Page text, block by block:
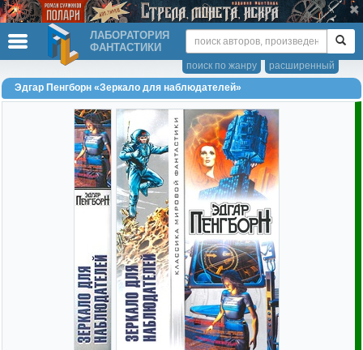
ЛАБОРАТОРИЯ
ФАНТАСТИКИ
расширенный
поиск по жанру
Эдгар Пенгборн «Зеркало для наблюдателей»